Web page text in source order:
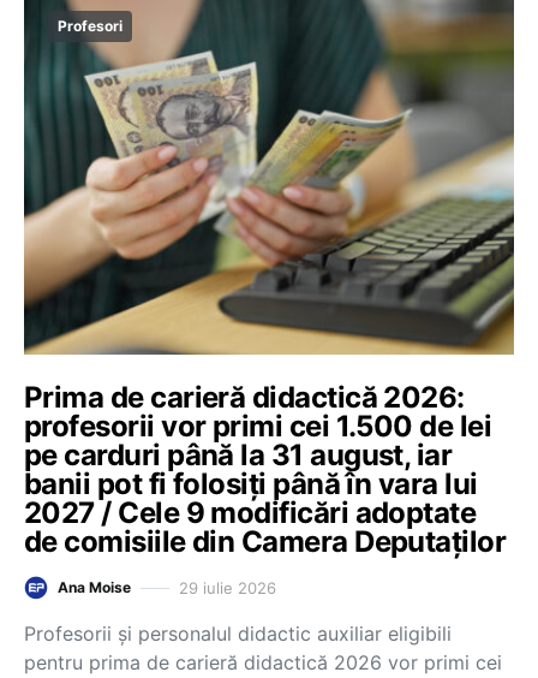
Profesori
Prima de carieră didactică 2026:
profesorii vor primi cei 1.500 de lei
pe carduri până la 31 august, iar
banii pot fi folosiți până în vara lui
2027 / Cele 9 modificări adoptate
de comisiile din Camera Deputaților
Ana Moise 29 iulie 2026
Profesorii și personalul didactic auxiliar eligibili
pentru prima de carieră didactică 2026 vor primi cei